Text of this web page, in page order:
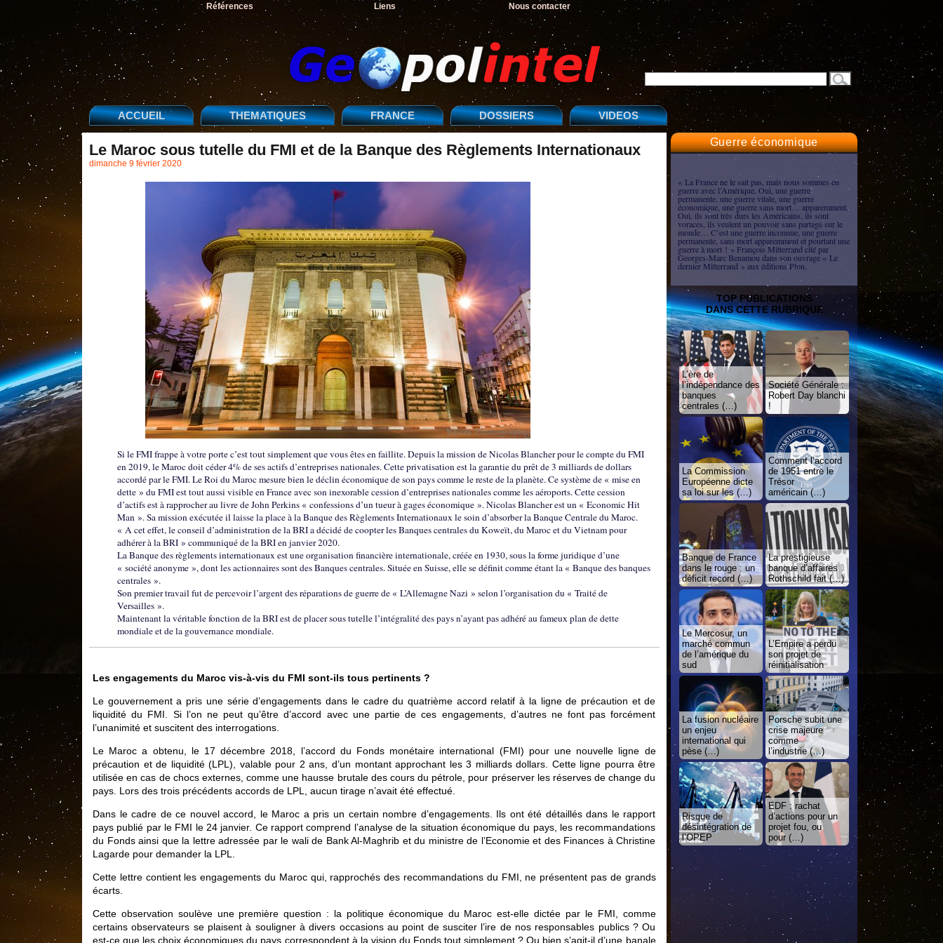
Références Liens Nous contacter
ACCUEIL THEMATIQUES FRANCE DOSSIERS VIDEOS
Le Maroc sous tutelle du FMI et de la Banque des Règlements Internationaux
dimanche 9 février 2020
Si le FMI frappe à votre porte c’est tout simplement que vous êtes en faillite. Depuis la mission de Nicolas Blancher pour le compte du FMI
en 2019, le Maroc doit céder 4% de ses actifs d’entreprises nationales. Cette privatisation est la garantie du prêt de 3 milliards de dollars
accordé par le FMI. Le Roi du Maroc mesure bien le déclin économique de son pays comme le reste de la planète. Ce système de « mise en
dette » du FMI est tout aussi visible en France avec son inexorable cession d’entreprises nationales comme les aéroports. Cette cession
d’actifs est à rapprocher au livre de John Perkins « confessions d’un tueur à gages économique ». Nicolas Blancher est un « Economic Hit
Man ». Sa mission exécutée il laisse la place à la Banque des Règlements Internationaux le soin d’absorber la Banque Centrale du Maroc.
« A cet effet, le conseil d’administration de la BRI a décidé de coopter les Banques centrales du Koweït, du Maroc et du Vietnam pour
adhérer à la BRI » communiqué de la BRI en janvier 2020.
La Banque des règlements internationaux est une organisation financière internationale, créée en 1930, sous la forme juridique d’une
« société anonyme », dont les actionnaires sont des Banques centrales. Située en Suisse, elle se définit comme étant la « Banque des banques
centrales ».
Son premier travail fut de percevoir l’argent des réparations de guerre de « L’Allemagne Nazi » selon l’organisation du « Traité de
Versailles ».
Maintenant la véritable fonction de la BRI est de placer sous tutelle l’intégralité des pays n’ayant pas adhéré au fameux plan de dette
mondiale et de la gouvernance mondiale.
Les engagements du Maroc vis-à-vis du FMI sont-ils tous pertinents ?
Le gouvernement a pris une série d’engagements dans le cadre du quatrième accord relatif à la ligne de précaution et de
liquidité du FMI. Si l’on ne peut qu’être d’accord avec une partie de ces engagements, d’autres ne font pas forcément
l’unanimité et suscitent des interrogations.
Le Maroc a obtenu, le 17 décembre 2018, l’accord du Fonds monétaire international (FMI) pour une nouvelle ligne de
précaution et de liquidité (LPL), valable pour 2 ans, d’un montant approchant les 3 milliards dollars. Cette ligne pourra être
utilisée en cas de chocs externes, comme une hausse brutale des cours du pétrole, pour préserver les réserves de change du
pays. Lors des trois précédents accords de LPL, aucun tirage n’avait été effectué.
Dans le cadre de ce nouvel accord, le Maroc a pris un certain nombre d’engagements. Ils ont été détaillés dans le rapport
pays publié par le FMI le 24 janvier. Ce rapport comprend l’analyse de la situation économique du pays, les recommandations
du Fonds ainsi que la lettre adressée par le wali de Bank Al-Maghrib et du ministre de l’Economie et des Finances à Christine
Lagarde pour demander la LPL.
Cette lettre contient les engagements du Maroc qui, rapprochés des recommandations du FMI, ne présentent pas de grands
écarts.
Cette observation soulève une première question : la politique économique du Maroc est-elle dictée par le FMI, comme
certains observateurs se plaisent à souligner à divers occasions au point de susciter l’ire de nos responsables publics ? Ou
est-ce que les choix économiques du pays correspondent à la vision du Fonds tout simplement ? Ou bien s’agit-il d’une banale
Guerre économique
« La France ne le sait pas, mais nous sommes en
guerre avec l’Amérique. Oui, une guerre
permanente, une guerre vitale, une guerre
économique, une guerre sans mort… apparemment.
Oui, ils sont très durs les Américains, ils sont
voraces, ils veulent un pouvoir sans partage sur le
monde… C’est une guerre inconnue, une guerre
permanente, sans mort apparemment et pourtant une
guerre à mort ! » François Mitterrand cité par
Georges-Marc Benamou dans son ouvrage « Le
dernier Mitterrand » aux éditions Plon.
TOP PUBLICATIONS
DANS CETTE RUBRIQUE
L’ère de
l’indépendance des
banques
centrales (…)
Société Générale :
Robert Day blanchi
!
La Commission
Européenne dicte
sa loi sur les (…)
Comment l’accord
de 1951 entre le
Trésor
américain (…)
Banque de France
dans le rouge : un
déficit record (…)
La prestigieuse
banque d’affaires
Rothschild fait (…)
Le Mercosur, un
marché commun
de l’amérique du
sud
L’Empire a perdu
son projet de
réinitialisation
La fusion nucléaire
un enjeu
international qui
pèse (…)
Porsche subit une
crise majeure
comme
l’industrie (…)
Risque de
désintégration de
l’OPEP
EDF : rachat
d’actions pour un
projet fou, ou
pour (…)